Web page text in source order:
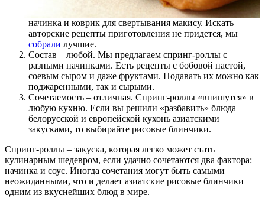
начинка и коврик для свертывания макису. Искать
авторские рецепты приготовления не придется, мы
собрали лучшие.
Состав – любой. Мы предлагаем спринг-роллы с
разными начинками. Есть рецепты с бобовой пастой,
соевым сыром и даже фруктами. Подавать их можно как
поджаренными, так и сырыми.
Сочетаемость – отличная. Спринг-роллы «впишутся» в
любую кухню. Если вы решили «разбавить» блюда
белорусской и европейской кухонь азиатскими
закусками, то выбирайте рисовые блинчики.
Спринг-роллы – закуска, которая легко может стать
кулинарным шедевром, если удачно сочетаются два фактора:
начинка и соус. Иногда сочетания могут быть самыми
неожиданными, что и делает азиатские рисовые блинчики
одним из вкуснейших блюд в мире.